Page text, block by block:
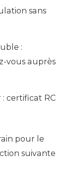
sans
:
vous auprès
certificat RC
pour le
suivante